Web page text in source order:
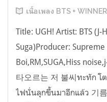
เนื้อเพลง BTS + WINNER
Title: UGH! Artist: BTS (J-
Suga)Producer:
Boi,RM,SUGA,Hiss
타오르는 저 불씨ทะทัก
ไฟนั่นลุกขึ้นมาอีกแล้ว 기